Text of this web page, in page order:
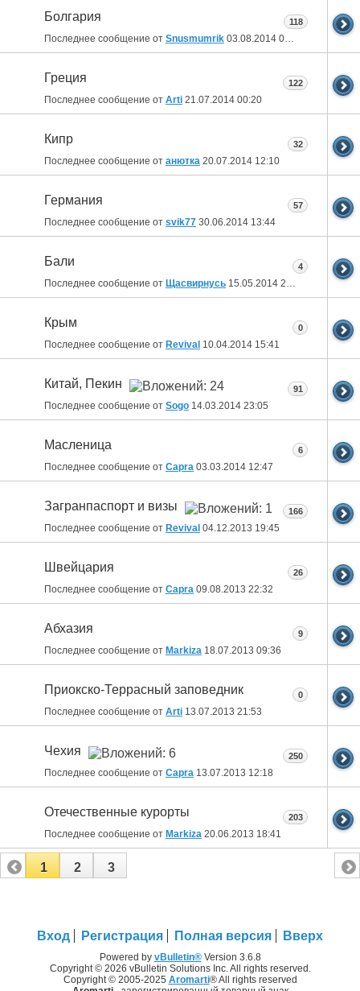
Болгария
Последнее сообщение от Snusmumrik 03.08.2014 01:11
118
Греция
Последнее сообщение от Arti 21.07.2014 00:20
122
Кипр
Последнее сообщение от анютка 20.07.2014 12:10
32
Германия
Последнее сообщение от svik77 30.06.2014 13:44
57
Бали
Последнее сообщение от Щасвирнусь 15.05.2014 22:50
4
Крым
Последнее сообщение от Revival 10.04.2014 15:41
0
Китай, Пекин
Последнее сообщение от Sogo 14.03.2014 23:05
91
Масленица
Последнее сообщение от Capra 03.03.2014 12:47
6
Загранпаспорт и визы
Последнее сообщение от Revival 04.12.2013 19:45
166
Швейцария
Последнее сообщение от Capra 09.08.2013 22:32
26
Абхазия
Последнее сообщение от Markiza 18.07.2013 09:36
9
Приокско-Террасный заповедник
Последнее сообщение от Arti 13.07.2013 21:53
0
Чехия
Последнее сообщение от Capra 13.07.2013 12:18
250
Отечественные курорты
Последнее сообщение от Markiza 20.06.2013 18:41
203
1 2 3
Вход Регистрация Полная версия Вверх
Powered by vBulletin®Version 3.6.8
Copyright © 2026 vBulletin Solutions Inc. All rights reserved.
Copyright © 2005-2025 Aromarti® All rights reserved